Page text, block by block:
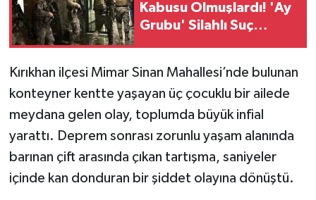
Kabusu Olmuşlardı! 'Ay
Grubu' Silahlı Suç
Kırıkhan ilçesi Mimar Sinan Mahallesi’nde bulunan
konteyner kentte yaşayan üç çocuklu bir ailede
meydana gelen olay, toplumda büyük infial
yarattı. Deprem sonrası zorunlu yaşam alanında
barınan çift arasında çıkan tartışma, saniyeler
içinde kan donduran bir şiddet olayına dönüştü.